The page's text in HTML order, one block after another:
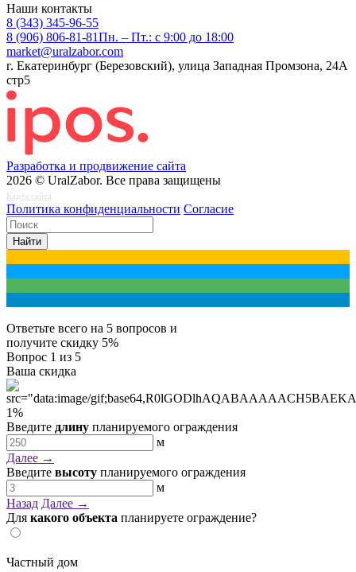
Наши контакты
8 (343) 345-96-55
8 (906) 806-81-81Пн. – Пт.: с 9:00 до 18:00
market@uralzabor.com
г. Екатеринбург (Березовский), улица Западная Промзона, 24А
стр5
Разработка и продвижение сайта
2026 © UralZabor. Все права защищены
Карта сайта
Политика конфиденциальности Согласие
Найти
Ответьте всего на 5 вопросов и
получите скидку 5%
Вопрос 1 из 5
Ваша скидка
1%
Введите длину планируемого ограждения
м
Далее →
Введите высоту планируемого ограждения
м
Назад Далее →
Для какого объекта планируете ограждение?
Частный дом